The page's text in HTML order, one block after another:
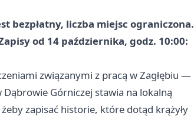
bezpłatny, liczba miejsc ograniczona.
od 14 października, godz. 10:00:
związanymi z pracą w Zagłębiu —
Górniczej stawia na lokalną
zapisać historie, które dotąd krążyły